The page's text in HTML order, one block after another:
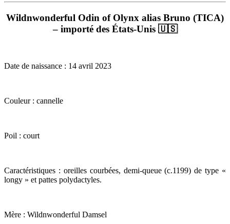
Wildnwonderful Odin of Olynx alias Bruno (TICA)
– importé des États-Unis 🇺🇸
Date de naissance : 14 avril 2023
Couleur : cannelle
Poil : court
Caractéristiques : oreilles courbées, demi-queue (c.1199) de type «
longy » et pattes polydactyles.
Mère : Wildnwonderful Damsel